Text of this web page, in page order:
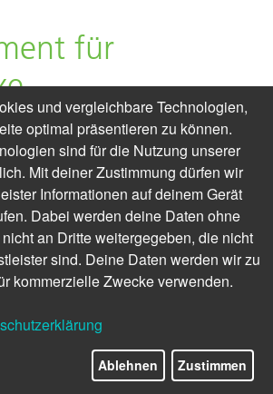
für
und Serviceansatz
bewährt sich in
mit der Aachener SWG
Großprojekt Neue
und vergleichbare Technologien,
optimal präsentieren zu können.
sind für die Nutzung unserer
Mit deiner Zustimmung dürfen wir
Informationen auf deinem Gerät
Dabei werden deine Daten ohne
an Dritte weitergegeben, die nicht
sind. Deine Daten werden wir zu
kommerzielle Zwecke verwenden.
Ablehnen Zustimmen